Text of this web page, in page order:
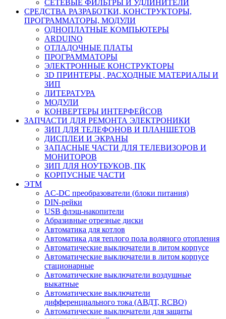
СЕТЕВЫЕ ФИЛЬТРЫ И УДЛИНИТЕЛИ
СРЕДСТВА РАЗРАБОТКИ, КОНСТРУКТОРЫ,
ПРОГРАММАТОРЫ, МОДУЛИ
ОДНОПЛАТНЫЕ КОМПЬЮТЕРЫ
ARDUINO
ОТЛАДОЧНЫЕ ПЛАТЫ
ПРОГРАММАТОРЫ
ЭЛЕКТРОННЫЕ КОНСТРУКТОРЫ
3D ПРИНТЕРЫ , РАСХОДНЫЕ МАТЕРИАЛЫ И
ЗИП
ЛИТЕРАТУРА
МОДУЛИ
КОНВЕРТЕРЫ ИНТЕРФЕЙСОВ
ЗАПЧАСТИ ДЛЯ РЕМОНТА ЭЛЕКТРОНИКИ
ЗИП ДЛЯ ТЕЛЕФОНОВ И ПЛАНШЕТОВ
ДИСПЛЕИ И ЭКРАНЫ
ЗАПАСНЫЕ ЧАСТИ ДЛЯ ТЕЛЕВИЗОРОВ И
МОНИТОРОВ
ЗИП ДЛЯ НОУТБУКОВ, ПК
КОРПУСНЫЕ ЧАСТИ
ЭТМ
AC-DC преобразователи (блоки питания)
DIN-рейки
USB флэш-накопители
Абразивные отрезные диски
Автоматика для котлов
Автоматика для теплого пола водяного отопления
Автоматические выключатели в литом корпусе
Автоматические выключатели в литом корпусе
стационарные
Автоматические выключатели воздушные
выкатные
Автоматические выключатели
дифференциального тока (АВДТ, RCBO)
Автоматические выключатели для защиты